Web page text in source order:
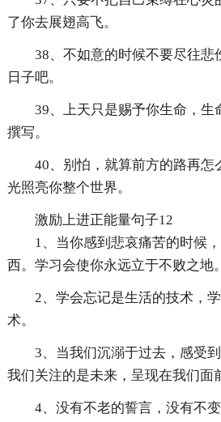
了你去展翅高飞。
38、不如意的时候不要尽往悲
日子吧。
39、上天只是赐予你生命，生
撰写。
40、别怕，就算前方的路再怎
光照亮你整个世界。
激励上进正能量句子12
1、当你感到悲哀痛苦的时候
西。学习会使你永远立于不败之地。
2、学会忘记是生活的技术，
术。
3、当我们沉溺于过去，感受
我们关注的是未来，呈现在我们面
4、没有不老的誓言，没有不